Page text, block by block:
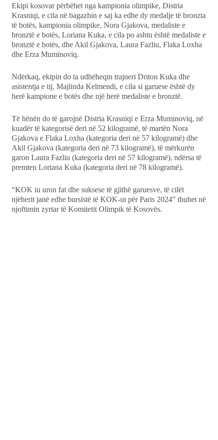
Ekipi kosovar përbëhet nga kampionia olimpike, Distria
Krasniqi, e cila në bagazhin e saj ka edhe dy medalje të bronzta
të botës, kampionia olimpike, Nora Gjakova, medaliste e
bronztë e botës, Loriana Kuka, e cila po ashtu është medaliste e
bronztë e botës, dhe Akil Gjakova, Laura Fazliu, Flaka Loxha
dhe Erza Muminoviq.
Ndërkaq, ekipin do ta udhëheqin trajneri Driton Kuka dhe
asistentja e tij, Majlinda Kelmendi, e cila si garuese është dy
herë kampione e botës dhe një herë medaliste e bronztë.
Të hënën do të garojnë Distria Krasniqi e Erza Muminoviq, në
kuadër të kategorisë deri në 52 kilogramë, të martën Nora
Gjakova e Flaka Loxha (kategoria deri në 57 kilogramë) dhe
Akil Gjakova (kategoria deri në 73 kilogramë), të mërkurën
garon Laura Fazliu (kategoria deri në 57 kilogramë), ndërsa të
premten Loriana Kuka (kategoria deri në 78 kilogramë).
“KOK iu uron fat dhe suksese të gjithë garuesve, të cilët
njëherit janë edhe bursistë të KOK-ut për Paris 2024” thuhet në
njoftimin zyrtar të Komitetit Olimpik të Kosovës.